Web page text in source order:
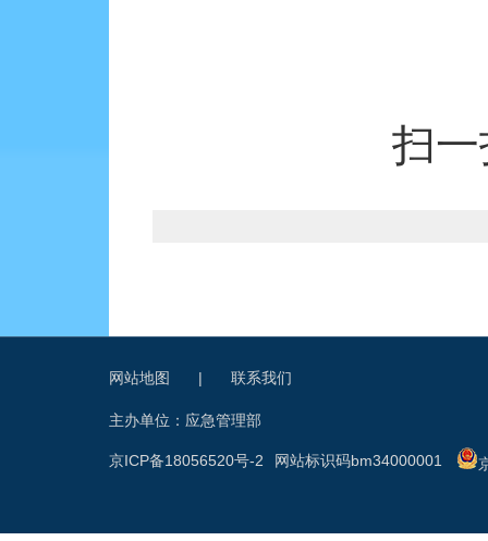
扫
网站地图 | 联系我们
主办单位：应急管理部
网站标识码bm34000001
京ICP备18056520号-2